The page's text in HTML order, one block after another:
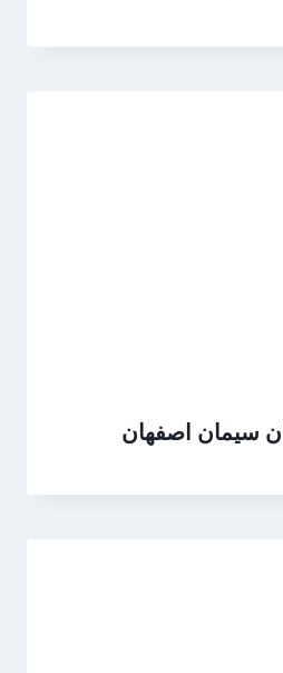
سیمان اصفهان